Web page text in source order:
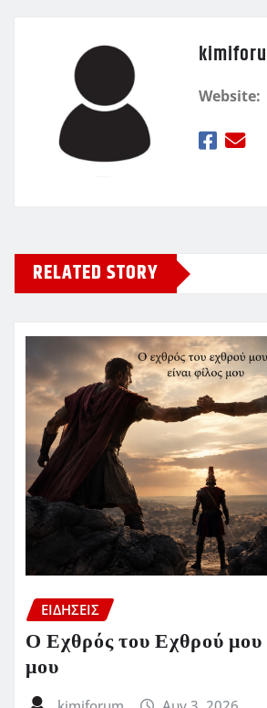
Website:
RELATED STORY
ΕΙΔΗΣΕΙΣ
Ο Εχθρός του Εχθρού μου
μου